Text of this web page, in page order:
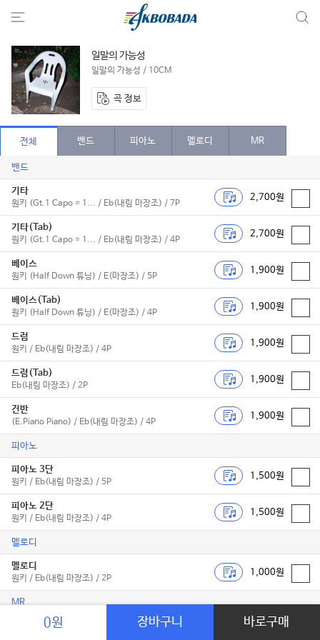
일말의 가능성
일말의 가능성 / 10CM
곡 정보
전체 밴드 피아노 멜로디 MR
밴드
기타
원키 (Gt.1 Capo = 1... / Eb(내림 마장조) / 7P
2,700원
기타(Tab)
원키 (Gt.1 Capo = 1... / Eb(내림 마장조) / 4P
2,700원
베이스
원키 (Half Down 튜닝) / E(마장조) / 5P
1,900원
베이스(Tab)
원키 (Half Down 튜닝) / E(마장조) / 4P
1,900원
드럼
원키 / Eb(내림 마장조) / 4P
1,900원
드럼(Tab)
Eb(내림 마장조) / 2P
1,900원
건반
(E.Piano Piano) / Eb(내림 마장조) / 4P
1,900원
피아노
피아노 3단
원키 / Eb(내림 마장조) / 5P
1,500원
피아노 2단
원키 / Eb(내림 마장조) / 4P
1,500원
멜로디
멜로디
원키 / Eb(내림 마장조) / 2P
1,000원
MR
MR-보컬용
0원 장바구니 바로구매